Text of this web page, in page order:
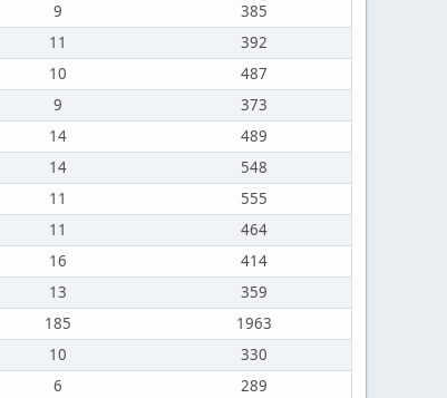
9
385
11
392
10
487
9
373
14
489
14
548
11
555
11
464
16
414
13
359
185
1963
10
330
6
289